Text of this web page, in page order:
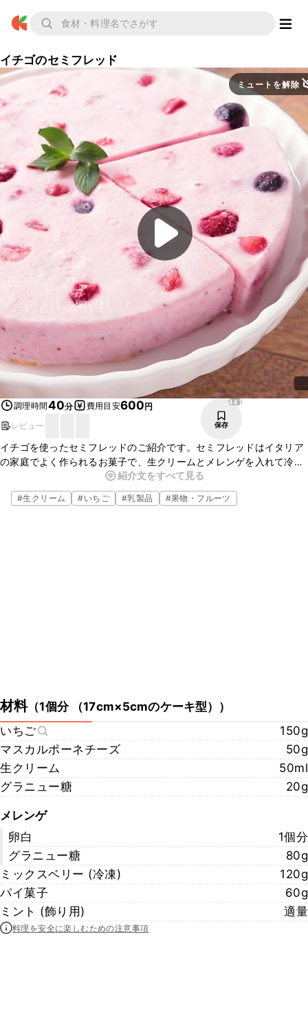
イチゴのセミフレッド
ミュートを解除
調理時間40分 費用目安600円
レビュー
441
保存
イチゴを使ったセミフレッドのご紹介です。セミフレッドはイタリア
の家庭でよく作られるお菓子で、生クリームとメレンゲを入れて冷凍
庫で固めた冷たいデザートです。いちごとをマスカルポーネチーズ加
えて、酸味とクリーミーな味わいになっています。ぜひお試しくださ
い。
紹介文をすべて見る
#生クリーム #いちご #乳製品 #果物・フルーツ
材料（1個分 （17cm×5cmのケーキ型） ）
いちご
150g
マスカルポーネチーズ
50g
生クリーム
50ml
グラニュー糖
20g
メレンゲ
卵白
1個分
グラニュー糖
80g
ミックスベリー (冷凍)
120g
パイ菓子
60g
ミント (飾り用)
適量
料理を安全に楽しむための注意事項